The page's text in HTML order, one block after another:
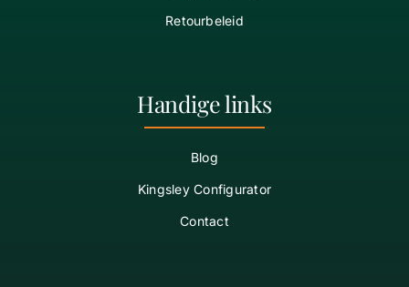
Retourbeleid
Handige links
Blog
Kingsley Configurator
Contact